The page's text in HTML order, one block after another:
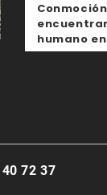
humano
72 37